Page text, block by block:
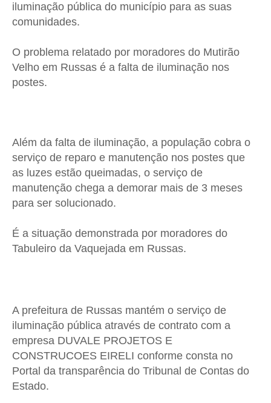
iluminação pública do município para as suas
comunidades.
O problema relatado por moradores do Mutirão
Velho em Russas é a falta de iluminação nos
postes.
Além da falta de iluminação, a população cobra o
serviço de reparo e manutenção nos postes que
as luzes estão queimadas, o serviço de
manutenção chega a demorar mais de 3 meses
para ser solucionado.
É a situação demonstrada por moradores do
Tabuleiro da Vaquejada em Russas.
A prefeitura de Russas mantém o serviço de
iluminação pública através de contrato com a
empresa DUVALE PROJETOS E
CONSTRUCOES EIRELI conforme consta no
Portal da transparência do Tribunal de Contas do
Estado.